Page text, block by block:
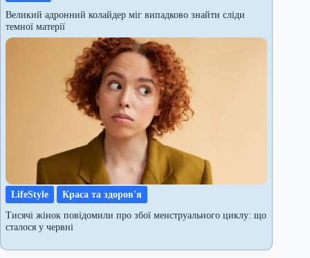
Великий адронний колайдер міг випадково знайти сліди
темної матерії
LifeStyle
Краса та здоров'я
Тисячі жінок повідомили про збої менструального циклу: що
сталося у червні